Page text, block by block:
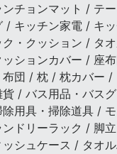
チョンマット / テ
/ キッチン家電 / キ
・クッション / タ
ションカバー / 座
団 / 枕 / 枕カバー /
/ バス用品・バス
用具・掃除道具 /
ドリーラック / 脚
シュケース / タオ